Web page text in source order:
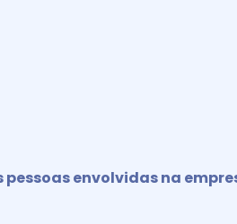
envolvidas na